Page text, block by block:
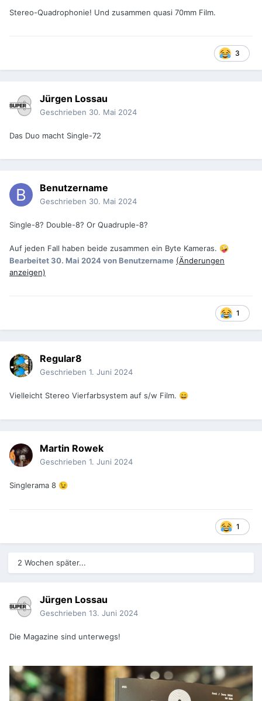
Stereo-Quadrophonie! Und zusammen quasi 70mm Film.
3
Jürgen Lossau
Geschrieben 30. Mai 2024
Das Duo macht Single-72
Benutzername
Geschrieben 30. Mai 2024
Single-8? Double-8? Or Quadruple-8?
Auf jeden Fall haben beide zusammen ein Byte Kameras. 🤪
Bearbeitet30. Mai 2024von Benutzername (Änderungen
anzeigen)
1
Regular8
Geschrieben 1. Juni 2024
Vielleicht Stereo Vierfarbsystem auf s/w Film. 😄
Martin Rowek
Geschrieben 1. Juni 2024
Singlerama 8 😉
1
2 Wochen später...
Jürgen Lossau
Geschrieben 13. Juni 2024
Die Magazine sind unterwegs!